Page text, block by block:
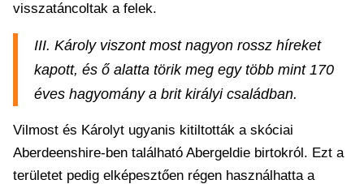
visszatáncoltak a felek.
III. Károly viszont most nagyon rossz híreket
kapott, és ő alatta törik meg egy több mint 170
éves hagyomány a brit királyi családban.
Vilmost és Károlyt ugyanis kitiltották a skóciai
Aberdeenshire-ben található Abergeldie birtokról. Ezt a
területet pedig elképesztően régen használhatta a